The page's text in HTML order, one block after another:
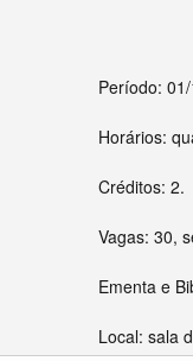
Período:
Horários:
Créditos: 2.
Vagas: 30,
Ementa e
Local: sala